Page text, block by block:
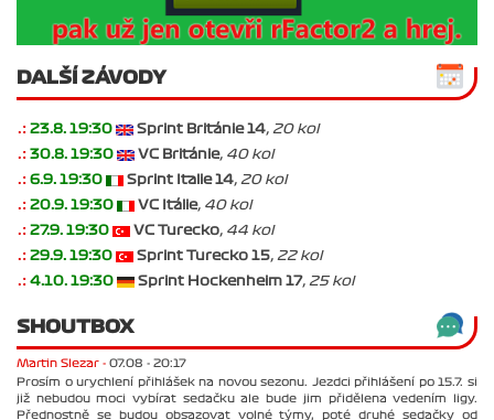
DALŠÍ ZÁVODY
.: 23.8. 19:30 Sprint Británie 14, 20 kol
.: 30.8. 19:30 VC Británie, 40 kol
.: 6.9. 19:30 Sprint Italie 14, 20 kol
.: 20.9. 19:30 VC Itálie, 40 kol
.: 27.9. 19:30 VC Turecko, 44 kol
.: 29.9. 19:30 Sprint Turecko 15, 22 kol
.: 4.10. 19:30 Sprint Hockenheim 17, 25 kol
SHOUTBOX
Martin Slezar - 07.08 - 20:17
Prosím o urychlení přihlášek na novou sezonu. Jezdci přihlášení po 15.7. si
již nebudou moci vybírat sedačku ale bude jim přidělena vedením ligy.
Přednostně se budou obsazovat volné týmy, poté druhé sedačky od